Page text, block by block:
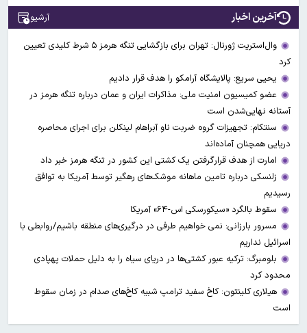
آخرین اخبار آرشیو
وال‌استریت ژورنال: تهران برای بازگشایی تنگه هرمز ۵ شرط کلیدی تعیین
کرد
یحیی سریع: پالایشگاه آرامکو را هدف قرار دادیم
عضو کمیسیون امنیت ملی: مذاکرات ایران و عمان درباره تنگه هرمز در
آستانه نهایی‌شدن است
سنتکام: تجهیزات گروه ضربت ناو آبراهام لینکلن برای اجرای محاصره
دریایی همچنان آماده‌اند
امارت از هدف قرارگرفتن یک کشتی این کشور در تنگه هرمز خبر داد
زلنسکی درباره تامین ماهانه موشک‌های رهگیر توسط آمریکا به توافق
رسیدیم
سقوط بالگرد «سیکورسکی اس-۶۴» آمریکا
مسرور بارزانی: نمی خواهیم طرفی در درگیری‌های منطقه باشیم/روابطی با
اسرائیل نداریم
بلومبرگ: ترکیه عبور کشتی‌ها در دریای سیاه را به دلیل حملات پهپادی
محدود کرد
هیلاری کلینتون: کاخ سفید ترامپ شبیه کاخ‌های صدام در زمان سقوط
است